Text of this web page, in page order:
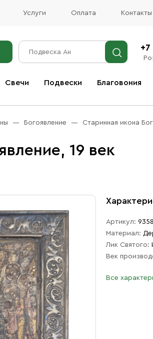
Услуги Оплата Контакты
Свечи Подвески Благовония
Богоявление Старинная икона
19 век
Артикул:
Материал:
Лик Святого:
Век
Все